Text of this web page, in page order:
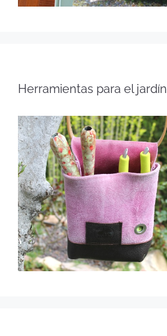
Herramientas para el jardín